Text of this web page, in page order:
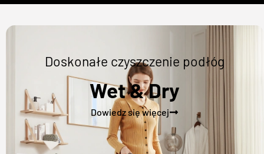
Doskonałe czyszczenie podłóg
Wet & Dry
Dowiedz się więcej